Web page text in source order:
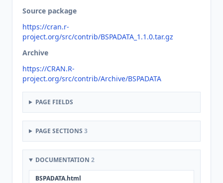
Source package
https://cran.r-
project.org/src/contrib/BSPADATA_1.1.0.tar.gz
Archive
https://CRAN.R-
project.org/src/contrib/Archive/BSPADATA
PAGE FIELDS
PAGE SECTIONS 3
DOCUMENTATION 2
BSPADATA.html